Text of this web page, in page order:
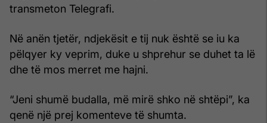
transmeton Telegrafi.
Në anën tjetër, ndjekësit e tij nuk është se iu ka
pëlqyer ky veprim, duke u shprehur se duhet ta lë
dhe të mos merret me hajni.
“Jeni shumë budalla, më mirë shko në shtëpi”, ka
qenë një prej komenteve të shumta.